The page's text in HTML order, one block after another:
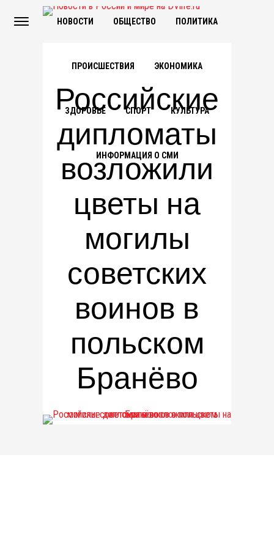
НОВОСТИ ОБЩЕСТВО ПОЛИТИКА
ПРОИСШЕСТВИЯ ЭКОНОМИКА
ЗДОРОВЬЕ СПОРТ КУЛЬТУРА
ИНФОРМАЦИЯ О СМИ
Российские
дипломаты
возложили
цветы на
могилы
советских
воинов в
польском
Бранёво